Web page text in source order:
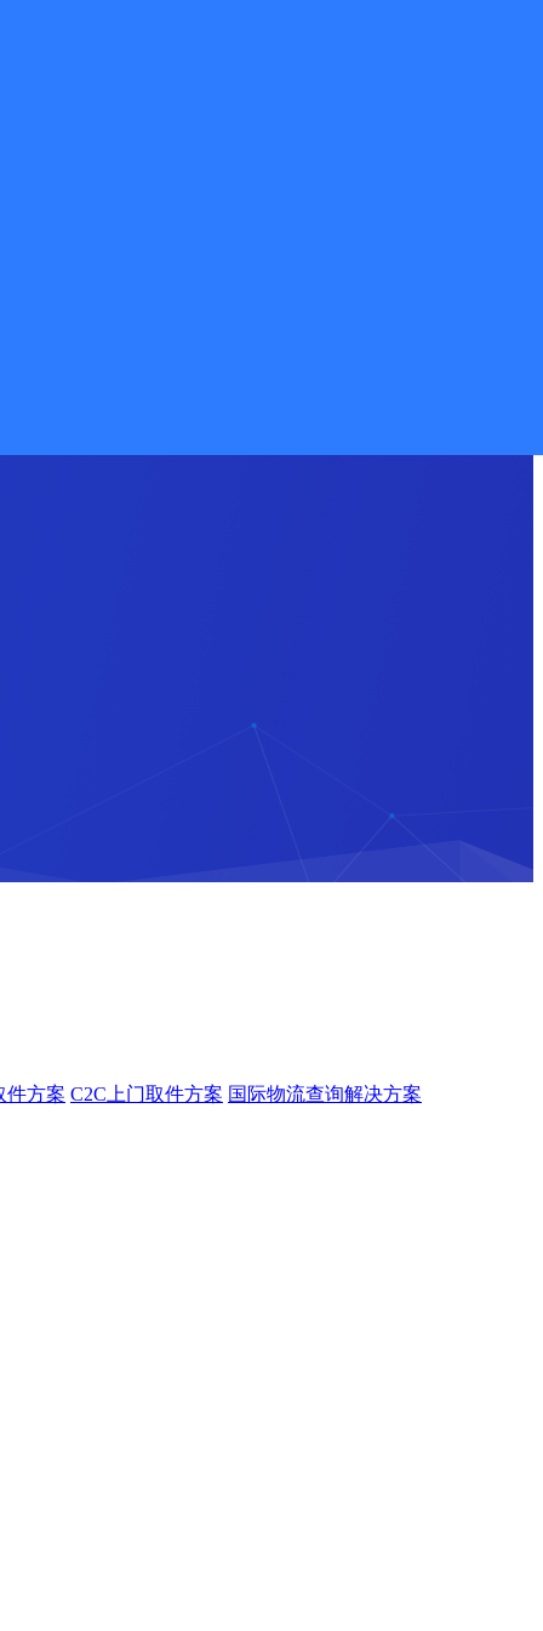
件方案 C2C上门取件方案 国际物流查询解决方案